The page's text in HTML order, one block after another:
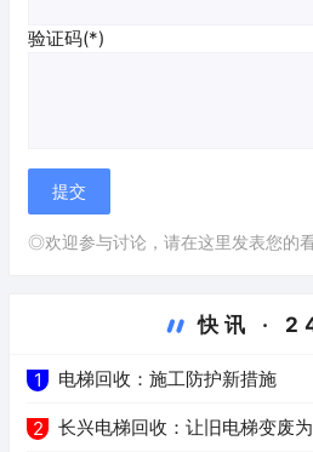
验证码(*)
◎欢迎参与讨论，请在这里发表您的
快讯 ·
1 电梯回收：施工防护新措施
2 长兴电梯回收：让旧电梯变废